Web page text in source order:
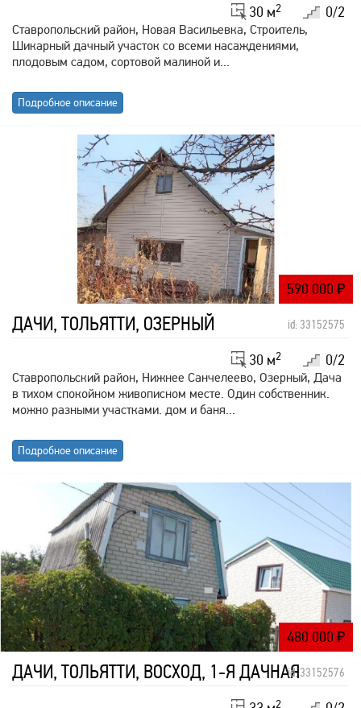
0/2
30 м2
Ставропольский район, Новая Васильевка, Строитель,
Шикарный дачный участок со всеми насаждениями,
плодовым садом, сортовой малиной и...
Подробное описание
590 000 ₽
ДАЧИ, ТОЛЬЯТТИ, ОЗЕРНЫЙ id: 33152575
0/2
30 м2
Ставропольский район, Нижнее Санчелеево, Озерный, Дача
в тихом спокойном живописном месте. Один собственник.
можно разными участками. дом и баня...
Подробное описание
480 000 ₽
ДАЧИ, ТОЛЬЯТТИ, ВОСХОД, 1-Я ДАЧНАЯid: 33152576
2